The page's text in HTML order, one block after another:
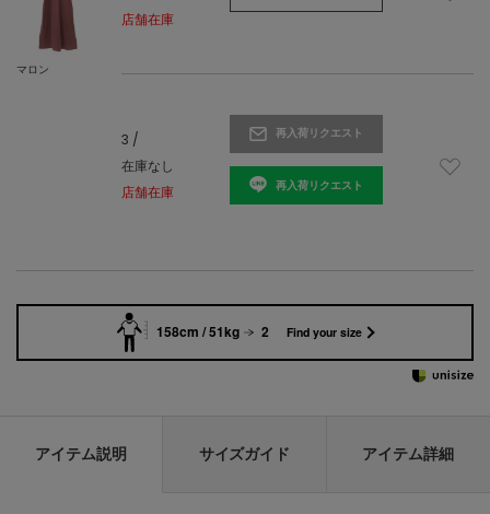
マロン
店舗在庫
3 /
在庫なし
店舗在庫
再入荷リクエスト
再入荷リクエスト
158cm / 51kg 2 Find your size
アイテム説明 サイズガイド アイテム詳細